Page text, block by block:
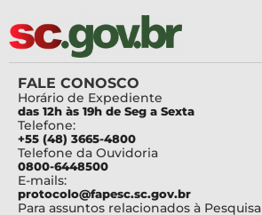
FALE CONOSCO
Horário de Expediente
das 12h às 19h de Seg a Sexta
Telefone:
+55 (48) 3665-4800
Telefone da Ouvidoria
0800-6448500
E-mails:
protocolo@fapesc.sc.gov.br
Para assuntos relacionados à Pesquisa